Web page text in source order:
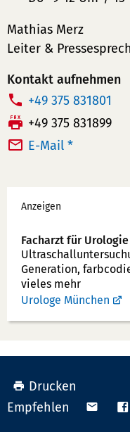
Mathias Merz
Leiter &
Kontakt aufnehmen
T
e
l
n
u
m
m
e
r:
+49 375 831801
F
a
+49 375 831899
E-Mail *
Werbung
Anzeigen
Facharzt für Urologie
Generation,
vieles mehr
Urologe München
Drucken
Empfehlen
Teilen